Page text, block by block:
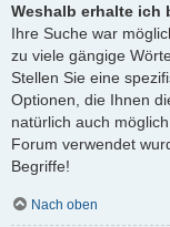
Weshalb erhalte ich
Ihre Suche war
zu viele gängige
Stellen Sie eine
Optionen, die Ihnen
natürlich auch
Forum verwendet
Begriffe!
Nach oben